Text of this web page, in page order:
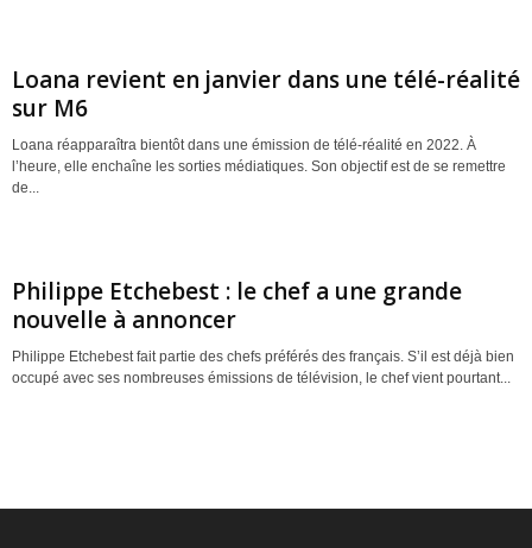
Loana revient en janvier dans une télé-réalité
sur M6
Loana réapparaîtra bientôt dans une émission de télé-réalité en 2022. À
l’heure, elle enchaîne les sorties médiatiques. Son objectif est de se remettre
de...
Philippe Etchebest : le chef a une grande
nouvelle à annoncer
Philippe Etchebest fait partie des chefs préférés des français. S’il est déjà bien
occupé avec ses nombreuses émissions de télévision, le chef vient pourtant...